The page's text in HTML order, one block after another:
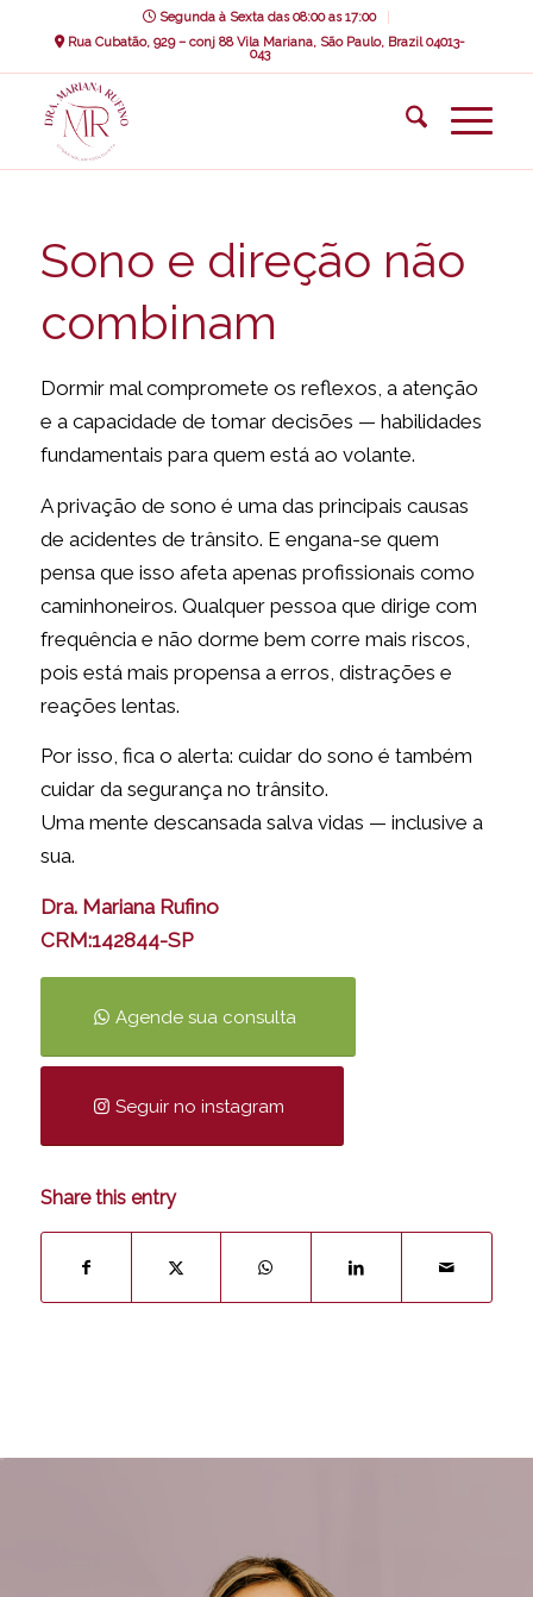
Segunda à Sexta das 08:00 as 17:00
Rua Cubatão, 929 – conj 88 Vila Mariana, São Paulo, Brazil 04013-
043
Sono e direção não
combinam
Dormir mal compromete os reflexos, a atenção
e a capacidade de tomar decisões — habilidades
fundamentais para quem está ao volante.
A privação de sono é uma das principais causas
de acidentes de trânsito. E engana-se quem
pensa que isso afeta apenas profissionais como
caminhoneiros. Qualquer pessoa que dirige com
frequência e não dorme bem corre mais riscos,
pois está mais propensa a erros, distrações e
reações lentas.
Por isso, fica o alerta: cuidar do sono é também
cuidar da segurança no trânsito.
Uma mente descansada salva vidas — inclusive a
sua.
Dra. Mariana Rufino
CRM:142844-SP
Agende sua consulta
Seguir no instagram
Share this entry